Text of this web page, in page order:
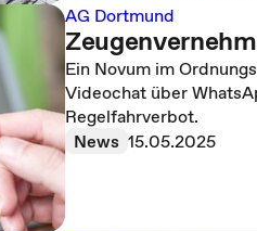
AG Dortmund
Ein Novum im
Videochat über
Regelfahrverbot.
News 15.05.2025